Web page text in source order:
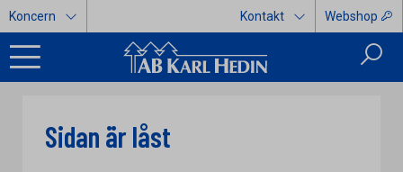
Koncern Kontakt Webshop
Sidan är låst